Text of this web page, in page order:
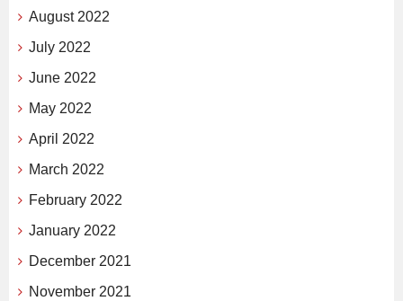
August 2022
July 2022
June 2022
May 2022
April 2022
March 2022
February 2022
January 2022
December 2021
November 2021